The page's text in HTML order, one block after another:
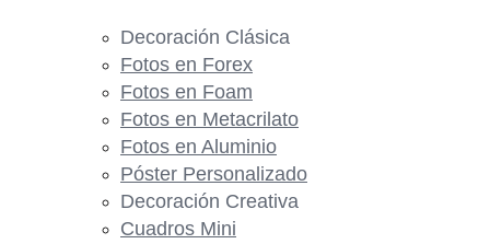
Decoración Clásica
Fotos en Forex
Fotos en Foam
Fotos en Metacrilato
Fotos en Aluminio
Póster Personalizado
Decoración Creativa
Cuadros Mini